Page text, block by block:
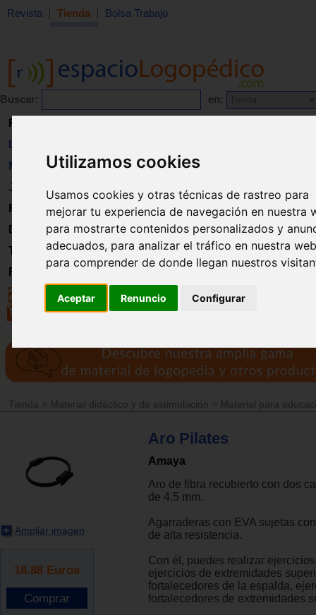
Utilizamos cookies
Usamos cookies y otras técnicas de rastreo para
mejorar tu experiencia de navegación en nuestra
para mostrarte contenidos personalizados y
adecuados, para analizar el tráfico en nuestra
para comprender de donde llegan nuestros
Aceptar Renuncio Configurar
Revista Tienda Bolsa Trabajo
Buscar: en:
Revista
Libros
Material
Juguetes
Formación
Directorio
Trabajo
Registro
Tienda > Material didáctico y de estimulación > Material para
Ampliar imagen
18.88 Euros
Aro Pilates
Amaya
Aro de fibra recubierto con dos
de 4,5 mm.
Agarraderas con EVA sujetas
de alta resistencia.
Con él, puedes realizar
ejercicios de extremidades
fortalecedores de la espalda,
fortalecedores de extremidades